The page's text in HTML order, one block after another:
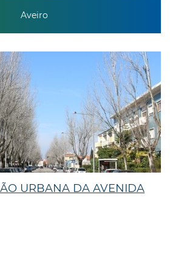
Aveiro
URBANA DA AVENIDA